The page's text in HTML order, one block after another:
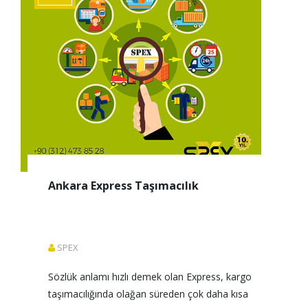
Ankara Express Taşımacılık
SPEX
Sözlük anlamı hızlı demek olan Express, kargo
taşımacılığında olağan süreden çok daha kısa